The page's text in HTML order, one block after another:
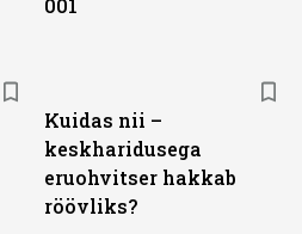
001
Kuidas nii –
keskharidusega
eruohvitser hakkab
röövliks?